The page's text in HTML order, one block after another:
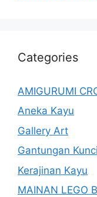
Categories
AMIGURUMI
Aneka Kayu
Gallery Art
Gantungan
Kerajinan Kayu
MAINAN LEGO